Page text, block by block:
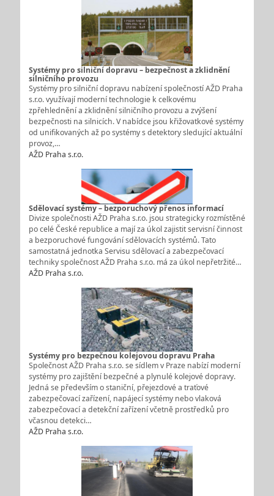
Systémy pro silniční dopravu – bezpečnost a zklidnění
silničního provozu
Systémy pro silniční dopravu nabízení společností AŽD Praha
s.r.o. využívají moderní technologie k celkovému
zpřehlednění a zklidnění silničního provozu a zvýšení
bezpečnosti na silnicích. V nabídce jsou křižovatkové systémy
od unifikovaných až po systémy s detektory sledující aktuální
provoz,…
AŽD Praha s.r.o.
Sdělovací systémy – bezporuchový přenos informací
Divize společnosti AŽD Praha s.r.o. jsou strategicky rozmístěné
po celé České republice a mají za úkol zajistit servisní činnost
a bezporuchové fungování sdělovacích systémů. Tato
samostatná jednotka Servisu sdělovací a zabezpečovací
techniky společnost AŽD Praha s.r.o. má za úkol nepřetržité…
AŽD Praha s.r.o.
Systémy pro bezpečnou kolejovou dopravu Praha
Společnost AŽD Praha s.r.o. se sídlem v Praze nabízí moderní
systémy pro zajištění bezpečné a plynulé kolejové dopravy.
Jedná se především o staniční, přejezdové a traťové
zabezpečovací zařízení, napájecí systémy nebo vlaková
zabezpečovací a detekční zařízení včetně prostředků pro
včasnou detekci…
AŽD Praha s.r.o.